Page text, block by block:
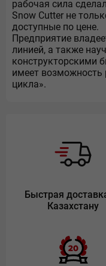
рабочая сила
Snow Cutter не
доступные по цене.
Предприятие
линией, а также
конструкторскими
имеет возможность
цикла».
Быстрая
Казахстану